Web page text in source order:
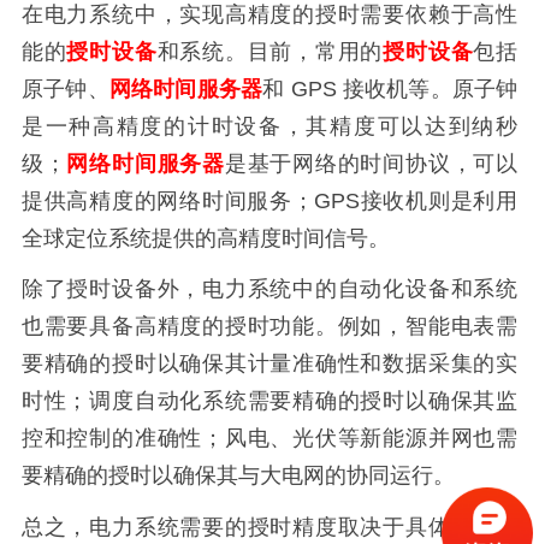
在电力系统中，实现高精度的授时需要依赖于高性
能的授时设备和系统。目前，常用的授时设备包括
原子钟、
网络时间服务器和 GPS 接收机等。原子钟
是一种高精度的计时设备，其精度可以达到纳秒
级； 网络时间服务器是基于网络的时间协议，可以
提供高精度的网络时间服务；GPS接收机则是利用
全球定位系统提供的高精度时间信号。
除了授时设备外，电力系统中的自动化设备和系统
也需要具备高精度的授时功能。例如，智能电表需
要精确的授时以确保其计量准确性和数据采集的实
时性；调度自动化系统需要精确的授时以确保其监
控和控制的准确性；风电、光伏等新能源并网也需
要精确的授时以确保其与大电网的协同运行。
总之，电力系统需要的授时精度取决于具体的应用